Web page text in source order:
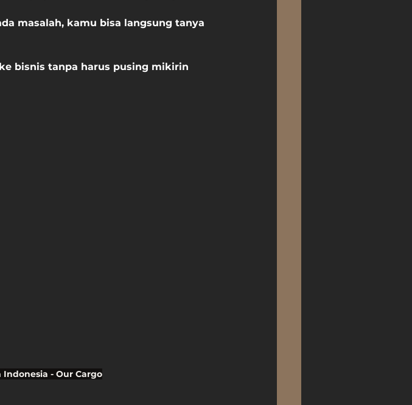
masalah, kamu bisa langsung tanya
bisnis tanpa harus pusing mikirin
- Our Cargo